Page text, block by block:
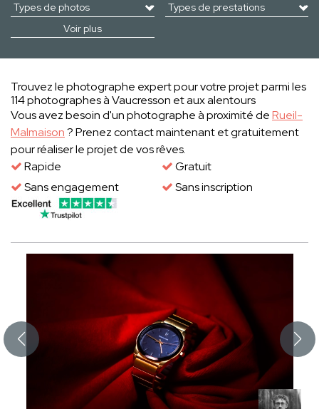
Voir plus
Trouvez le photographe expert pour votre projet parmi les
114 photographes à Vaucresson et aux alentours
Vous avez besoin d'un photographe à proximité deRueil-
Malmaison? Prenez contact maintenant et gratuitement
pour réaliser le projet de vos rêves.
Rapide
Gratuit
Sans engagement
Sans inscription